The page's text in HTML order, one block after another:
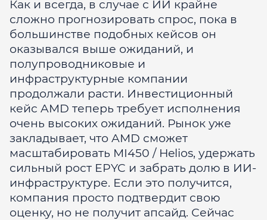
Как и всегда, в случае с ИИ крайне
сложно прогнозировать спрос, пока в
большинстве подобных кейсов он
оказывался выше ожиданий, и
полупроводниковые и
инфраструктурные компании
продолжали расти. Инвестиционный
кейс AMD теперь требует исполнения
очень высоких ожиданий. Рынок уже
закладывает, что AMD сможет
масштабировать MI450 / Helios, удержать
сильный рост EPYC и забрать долю в ИИ-
инфраструктуре. Если это получится,
компания просто подтвердит свою
оценку, но не получит апсайд. Сейчас